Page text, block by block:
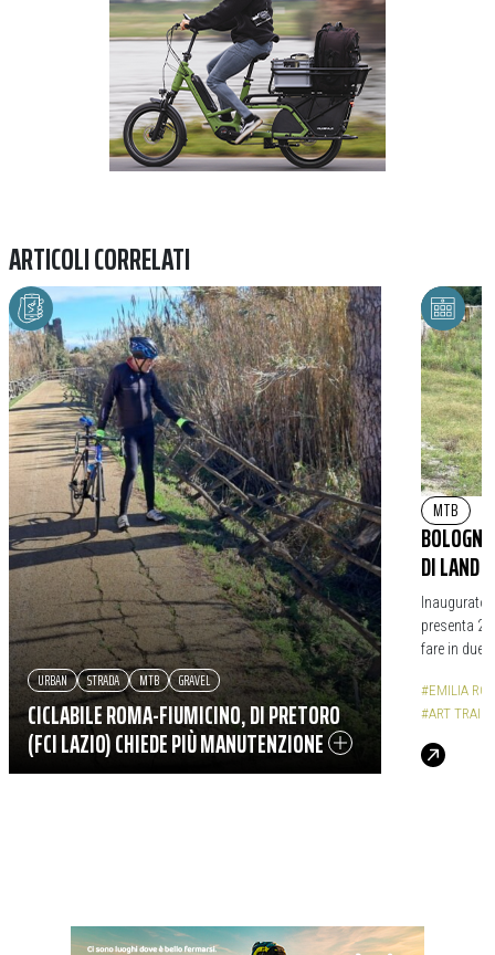
ARTICOLI CORRELATI
CICLABILE ROMA-FIUMICINO, DI PRETORO
(FCI LAZIO) CHIEDE PIÙ MANUTENZIONE
URBAN STRADA MTB GRAVEL
MTB
DI LAND
Inaugurato
presenta
fare in due,
#EMILIA
#ART TRAIL